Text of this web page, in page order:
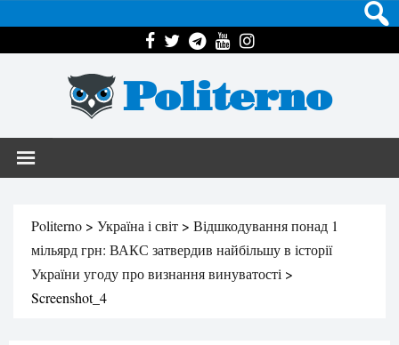
Politerno
Politerno > Україна і світ > Відшкодування понад 1
мільярд грн: ВАКС затвердив найбільшу в історії
України угоду про визнання винуватості >
Screenshot_4